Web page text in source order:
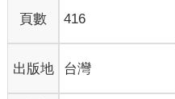
頁數 416
出版地 台灣